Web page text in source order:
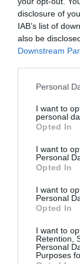
disclosure of
IAB’s list of
also be
Downstream
Personal
I want to
personal
Opted In
I want to
Personal
Opted In
I want to
Personal
Opted In
I want to
Retention,
Personal
Purposes
Μαρία
Για τις
Faliro
Ολυμπιακό
Faliro